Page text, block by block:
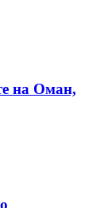
на Оман,